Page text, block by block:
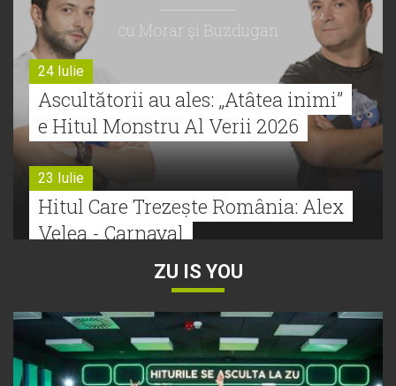
cu Morar şi Buzdugan
24 Iulie
Ascultătorii au ales: „Atâtea inimi”
e Hitul Monstru Al Verii 2026
23 Iulie
Hitul Care Trezește România: Alex
Velea - Carnaval
Bătălie strânsă la Hitul Monstru Al
Verii: Cabron versus Faydee
ZU IS YOU